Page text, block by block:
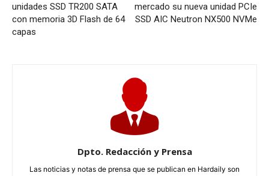
unidades SSD TR200 SATA
con memoria 3D Flash de 64
capas
mercado su nueva unidad PCIe
SSD AIC Neutron NX500 NVMe
Dpto. Redacción y Prensa
Las noticias y notas de prensa que se publican en Hardaily son